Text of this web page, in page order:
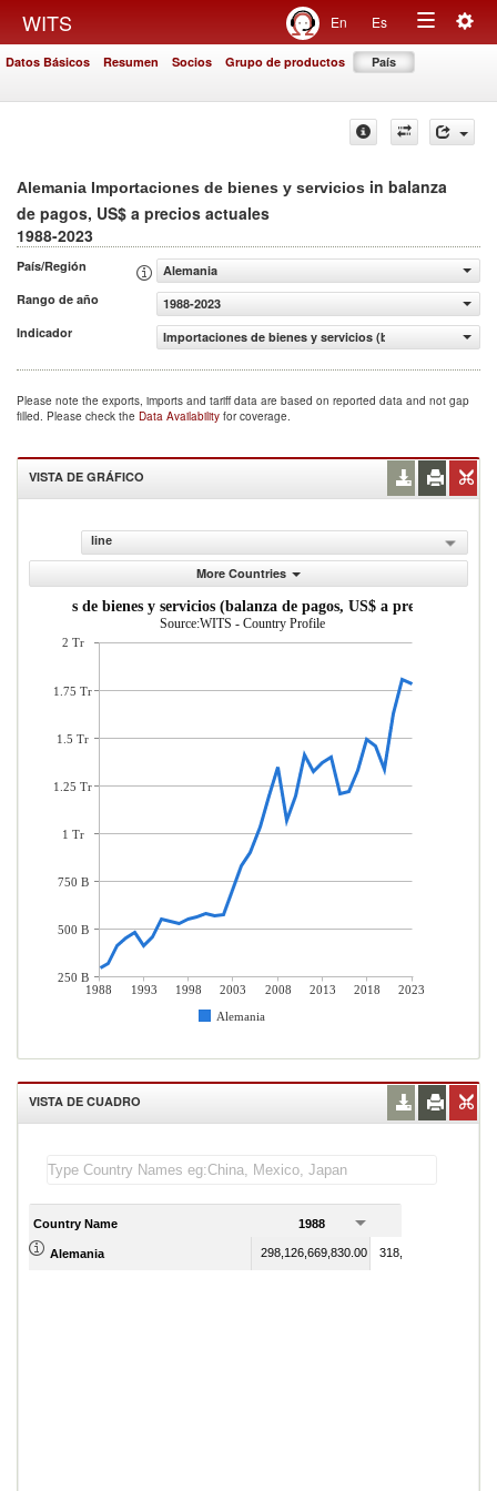
WITS En Es
Toggle
Datos Básicos Resumen Socios Grupo de productos País
Alemania Importaciones de bienes y servicios in balanza
de pagos, US$ a precios actuales
1988-2023
País/Región
Alemania
Rango de año
1988-2023
Indicador
Importaciones de bienes y servicios (balanza de pagos,
Please note the exports, imports and tariff data are based on reported data and not gap
filled. Please check the Data Availability for coverage.
VISTA DE GRÁFICO
line
More Countries
de bienes y servicios (balanza de pagos, US$ a precios
Source:WITS - Country Profile
1988 1993 1998 2003 2008 2013 2018
2023
Alemania
2 Tr
1.75 Tr
1.5 Tr
1.25 Tr
1 Tr
750 B
500 B
250 B
VISTA DE CUADRO
Country Name 1988
Alemania 298,126,669,830.00 318,960,105,870.00